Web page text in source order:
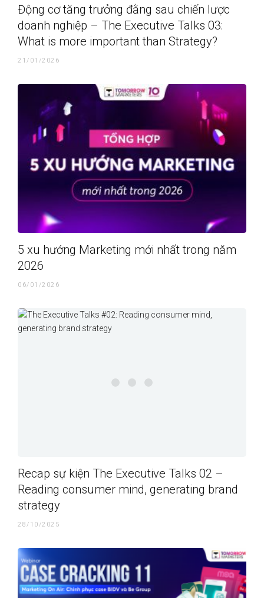
Động cơ tăng trưởng đằng sau chiến lược
doanh nghiệp – The Executive Talks 03:
What is more important than Strategy?
21/01/2026
5 xu hướng Marketing mới nhất trong năm
2026
06/01/2026
Recap sự kiện The Executive Talks 02 –
Reading consumer mind, generating brand
strategy
28/10/2025